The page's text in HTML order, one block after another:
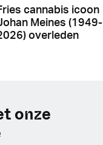
cannabis icoon
Meines (1949-
overleden
onze